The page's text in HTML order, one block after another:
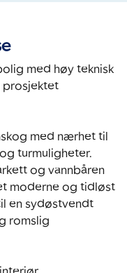
med høy teknisk
prosjektet
med nærhet til
turmuligheter.
og vannbåren
moderne og tidløst
en sydøstvendt
romslig